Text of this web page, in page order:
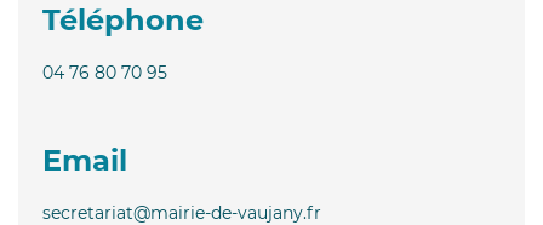
Téléphone
04 76 80 70 95
Email
secretariat@mairie-de-vaujany.fr